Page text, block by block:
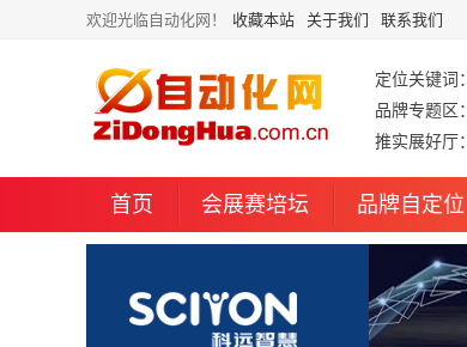
欢迎光临自动化网！ 收藏本站 关于我们 联系我们
定位关键词：
品牌专题区：
推实展好厅：
首页 会展赛培坛 品牌自定位